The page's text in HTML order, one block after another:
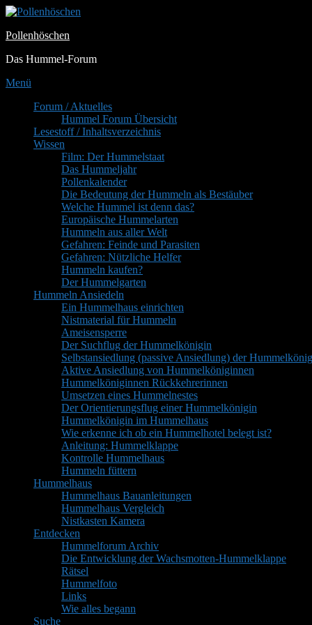
Zum
springen
Pollenhöschen
Das Hummel-Forum
Menü
PrimäresForum / Aktuelles
Hummel Forum Übersicht
Lesestoff / Inhaltsverzeichnis
Wissen
Film: Der Hummelstaat
Das Hummeljahr
Pollenkalender
Die Bedeutung der Hummeln als Bestäuber
Welche Hummel ist denn das?
Europäische Hummelarten
Hummeln aus aller Welt
Gefahren: Feinde und Parasiten
Gefahren: Nützliche Helfer
Hummeln kaufen?
Der Hummelgarten
Hummeln Ansiedeln
Ein Hummelhaus einrichten
Nistmaterial für Hummeln
Ameisensperre
Der Suchflug der Hummelkönigin
Selbstansiedlung (passive Ansiedlung) der
Aktive Ansiedlung von Hummelköniginnen
Hummelköniginnen Rückkehrerinnen
Umsetzen eines Hummelnestes
Der Orientierungsflug einer Hummelkönigin
Hummelkönigin im Hummelhaus
Wie erkenne ich ob ein Hummelhotel belegt ist?
Anleitung: Hummelklappe
Kontrolle Hummelhaus
Hummeln füttern
Hummelhaus
Hummelhaus Bauanleitungen
Hummelhaus Vergleich
Nistkasten Kamera
Entdecken
Hummelforum Archiv
Die Entwicklung der Wachsmotten-Hummelklappe
Rätsel
Hummelfoto
Links
Wie alles begann
Suche